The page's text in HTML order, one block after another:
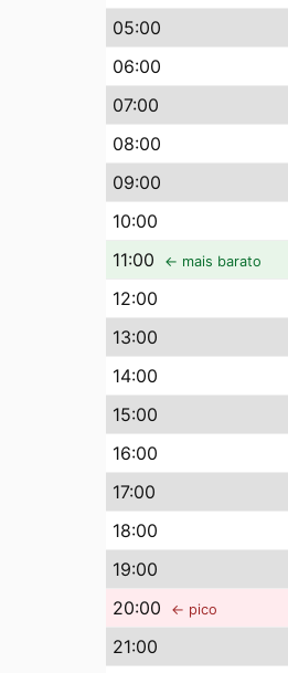
05:00
06:00
07:00
08:00
09:00
10:00
11:00 ← mais barato
12:00
13:00
14:00
15:00
16:00
17:00
18:00
19:00
20:00 ← pico
21:00